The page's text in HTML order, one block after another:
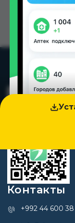
Контакты
+992 44 600